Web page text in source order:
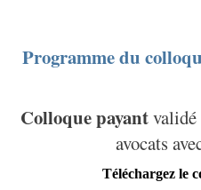
Programme du
Colloque payantvalidé
avocats
Téléchargez le